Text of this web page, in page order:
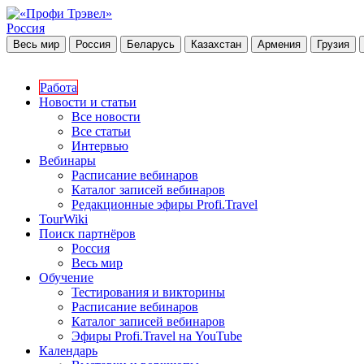
Россия
Весь мир Россия Беларусь Казахстан Армения Грузия
Работа
Новости и статьи
Все новости
Все статьи
Интервью
Вебинары
Расписание вебинаров
Каталог записей вебинаров
Редакционные эфиры Profi.Travel
TourWiki
Поиск партнёров
Россия
Весь мир
Обучение
Тестирования и викторины
Расписание вебинаров
Каталог записей вебинаров
Эфиры Profi.Travel на YouTube
Календарь